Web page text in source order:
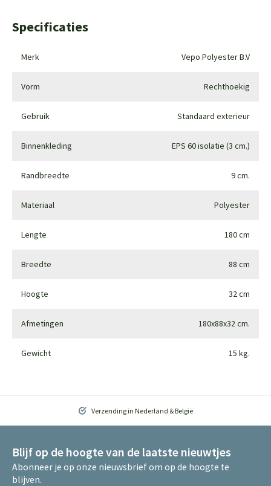
Specificaties
Merk Vepo Polyester B.V
Vorm Rechthoekig
Gebruik Standaard exterieur
Binnenkleding EPS 60 isolatie (3 cm.)
Randbreedte 9 cm.
Materiaal Polyester
Lengte 180 cm
Breedte 88 cm
Hoogte 32 cm
Afmetingen 180x88x32 cm.
Gewicht 15 kg.
Verzending in Nederland & België
Blijf op de hoogte van de laatste nieuwtjes
Abonneer je op onze nieuwsbrief om op de hoogte te
blijven.